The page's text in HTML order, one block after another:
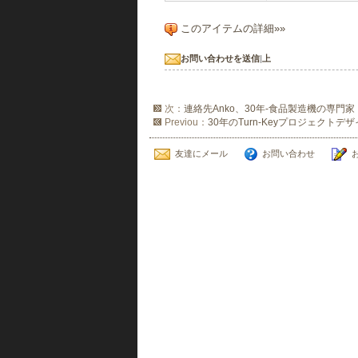
このアイテムの詳細»»
お問い合わせを送信| 上
次： 連絡先Anko、30年-食品製造機の専門家
Previou： 30年のTurn-Keyプロジェクトデザ
友達にメール お問い合わせ